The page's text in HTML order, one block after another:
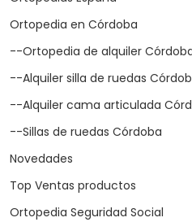
Ortopedia en Córdoba
--Ortopedia de alquiler
--Alquiler silla de ruedas
--Alquiler cama articulada
--Sillas de ruedas Córdoba
Novedades
Top Ventas productos
Ortopedia Seguridad Social